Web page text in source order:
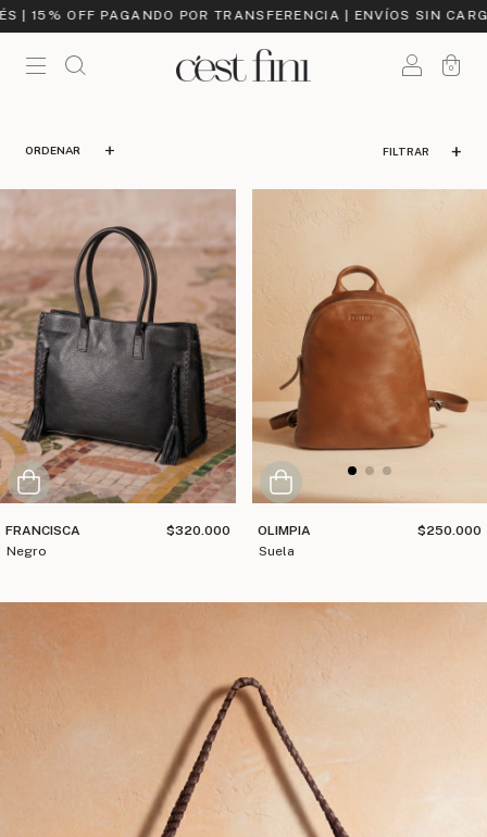
POR TRANSFERENCIA | ENVÍOS SIN CARGO A PARTIR
0
FILTRAR
FRANCISCA
negro
$320.000
OLIMPIA
suela
$250.000